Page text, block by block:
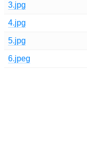
3.jpg
4.jpg
5.jpg
6.jpeg